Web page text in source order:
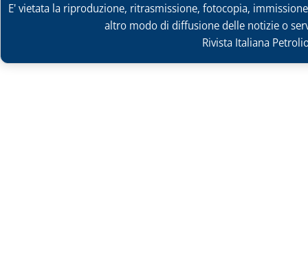
E' vietata la riproduzione, ritrasmissione, fotocopia,
altro modo di diffusione delle notizie o
Rivista Italiana